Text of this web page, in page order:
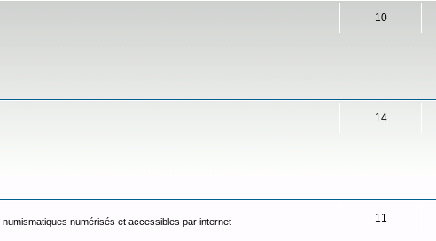
10
14
numérisés et accessibles par internet 11